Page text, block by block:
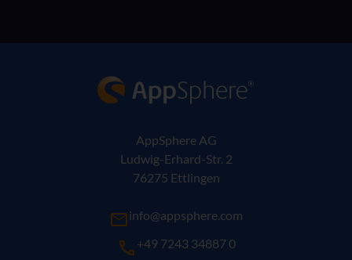
AppSphere IT-Lösungsanbieter
AppSphere AG
Ludwig-Erhard-Str. 2
76275 Ettlingen
info@appsphere.com
+49 7243 34887 0